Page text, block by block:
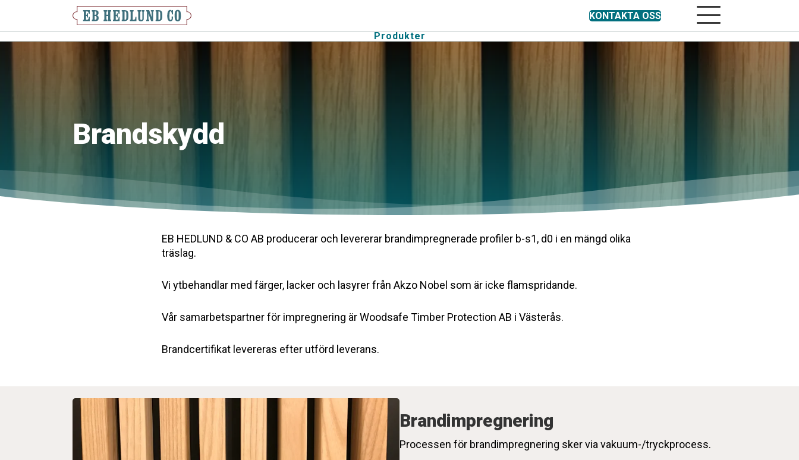
KONTAKTA OSS
Mobilmeny
Produkter
Brandskydd
EB HEDLUND & CO AB producerar och levererar brandimpregnerade profiler b-s1, d0 i en mängd olika
träslag.
Vi ytbehandlar med färger, lacker och lasyrer från Akzo Nobel som är icke flamspridande.
Vår samarbetspartner för impregnering är Woodsafe Timber Protection AB i Västerås.
Brandcertifikat levereras efter utförd leverans.
Brandimpregnering
Processen för brandimpregnering sker via vakuum-/tryckprocess.